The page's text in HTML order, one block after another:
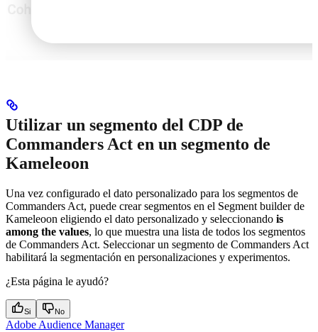
Utilizar un segmento del CDP de
Commanders Act en un segmento de
Kameleoon
Una vez configurado el dato personalizado para los segmentos de
Commanders Act, puede crear segmentos en el Segment builder de
Kameleoon eligiendo el dato personalizado y seleccionando is
among the values, lo que muestra una lista de todos los segmentos
de Commanders Act. Seleccionar un segmento de Commanders Act
habilitará la segmentación en personalizaciones y experimentos.
¿Esta página le ayudó?
Si No
Adobe Audience Manager